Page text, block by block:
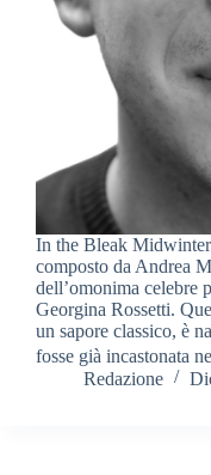
In the Bleak
composto da Andrea
dell’omonima celebre
Georgina Rossetti.
un sapore classico, è
fosse già incastonata
Redazione